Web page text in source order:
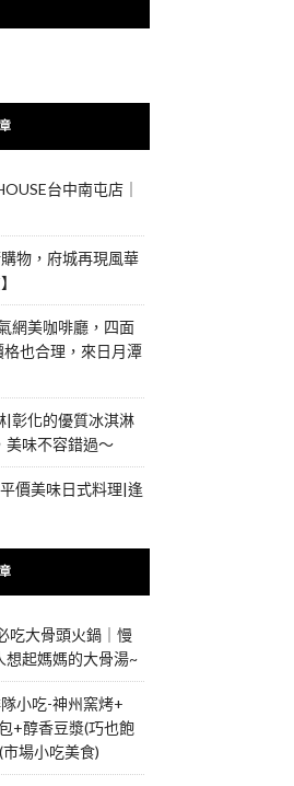
台中南屯店｜
物，府城再現風華
網美咖啡廳，四面
也合理，來日月潭
|彰化的優質冰淇淋
美味不容錯過～
價美味日式料理|逢
吃大骨頭火鍋｜慢
想起媽媽的大骨湯~
小吃-神州窯烤+
+醇香豆漿(巧也飽
場小吃美食)